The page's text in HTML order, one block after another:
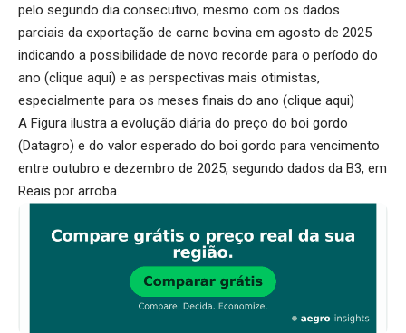
pelo segundo dia consecutivo, mesmo com os dados
parciais da exportação de carne bovina em agosto de 2025
indicando a possibilidade de novo recorde para o período do
ano (clique aqui) e as perspectivas mais otimistas,
especialmente para os meses finais do ano (clique aqui)
A Figura ilustra a evolução diária do preço do boi gordo
(Datagro) e do valor esperado do boi gordo para vencimento
entre outubro e dezembro de 2025, segundo dados da B3, em
Reais por arroba.